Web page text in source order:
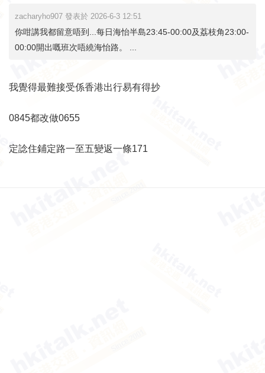
zacharyho907 發表於 2026-6-3 12:51
你咁講我都留意唔到...每日海怡半島23:45-00:00及荔枝角23:00-
00:00開出嘅班次唔繞海怡路。 ...
我覺得最難接受係香港出行易有得抄
0845都改做0655
定諗住鋪定路一至五變返一條171